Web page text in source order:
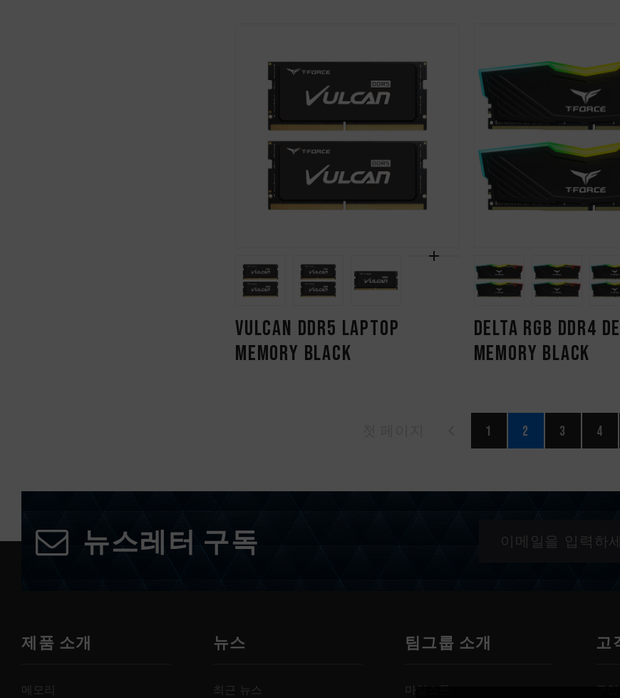
VULCAN DDR5 LAPTOP
MEMORY BLACK
DELTA RGB DDR4
MEMORY BLACK
1 2 3 4
뉴스레터 구독
제품 소개
메모리
뉴스
최근 뉴스
팀그룹 소개
마일스톤
고
구입